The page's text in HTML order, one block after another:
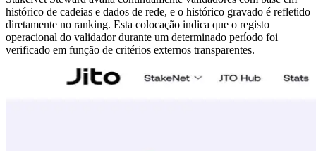
histórico de cadeias e dados de rede, e o histórico gravado é refletido
diretamente no ranking. Esta colocação indica que o registo
operacional do validador durante um determinado período foi
verificado em função de critérios externos transparentes.